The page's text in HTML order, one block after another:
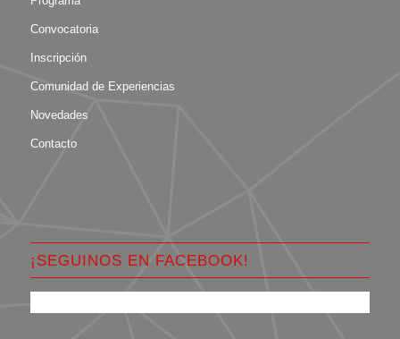
Convocatoria
Inscripción
Comunidad de Experiencias
Novedades
Contacto
¡SEGUINOS EN FACEBOOK!